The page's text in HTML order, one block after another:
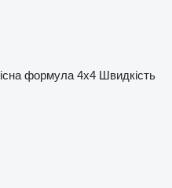
формула 4x4 Швидкість